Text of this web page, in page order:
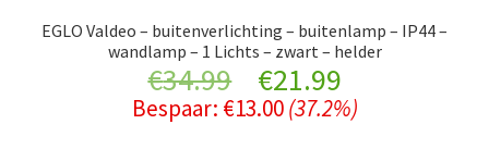
EGLO Valdeo – buitenverlichting – buitenlamp – IP44 –
wandlamp – 1 Lichts – zwart – helder
€34.99
Original
price
€21.99Current
price
Bespaar: €13.00 (37.2%)